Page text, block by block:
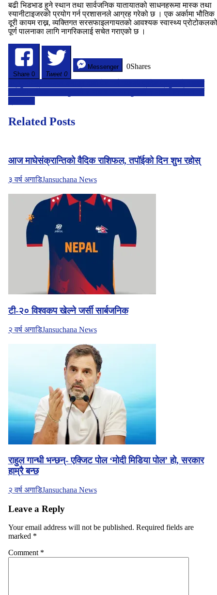
बढी भिडभाड हुने स्थान तथा सार्वजनिक यातायातको साधनहरूमा मास्क तथा
स्यानीटाइजरको प्रयोग गर्न प्रशासनले आग्रह गरेको छ । एक अर्कामा भौतिक
दूरी कायम राख्न, व्यक्तिगत सरसफाइलगायतको आवश्यक स्वास्थ्य प्रोटोकलको
पूर्ण पालनाका लागि नागरिकलाई सचेत गराएको छ ।
Share 0 Tweet 0
Messenger 0Shares
Post
navigation
सर्वदलीय बैठक : सभामुखको ७ माघ र उपसभामुखको ९ माघमा निर्वाचन गर्ने
प्रस्ताव।
Related Posts
आज माघेसंक्रान्तिको वैदिक राशिफल, तपॉईको दिन शुभ रहोस्
३ वर्ष अगाडिJansuchana News
टी-२० विश्वकप खेल्ने जर्सी सार्बजनिक
२ वर्ष अगाडिJansuchana News
राहुल गान्धी भन्छन्- एक्जिट पोल ‘मोदी मिडिया पोल’ हो, सरकार
हाम्रै बन्छ
२ वर्ष अगाडिJansuchana News
Leave a Reply
Your email address will not be published. Required fields are
marked *
Comment *